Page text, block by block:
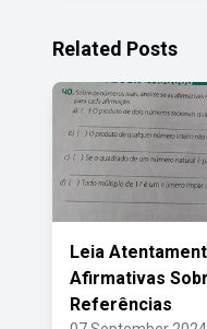
Related Posts
Leia
Afirmativas
Referências